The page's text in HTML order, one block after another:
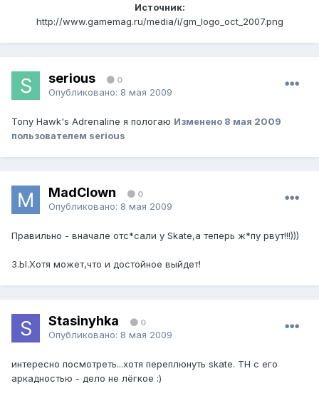
Источник:
http://www.gamemag.ru/media/i/gm_logo_oct_2007.png
serious 0
Опубликовано: 8 мая 2009
Tony Hawk's Adrenaline я пологаю Изменено 8 мая 2009
пользователем serious
MadClown 0
Опубликовано: 8 мая 2009
Правильно - вначале отс*сали у Skate,а теперь ж*пу рвут!!!)))
З.Ы.Хотя может,что и достойное выйдет!
Stasinyhka 0
Опубликовано: 8 мая 2009
интересно посмотреть...хотя переплюнуть skate. TH с его
аркадностью - дело не лёгкое :)